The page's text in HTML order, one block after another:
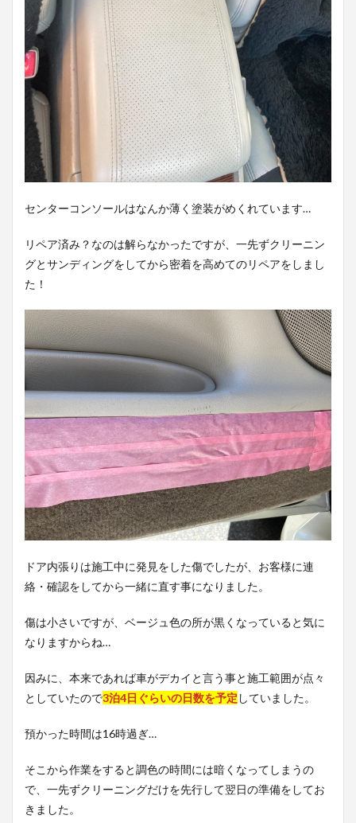
センターコンソールはなんか薄く塗装がめくれています…
リペア済み？なのは解らなかったですが、一先ずクリーニン
グとサンディングをしてから密着を高めてのリペアをしまし
た！
ドア内張りは施工中に発見をした傷でしたが、お客様に連
絡・確認をしてから一緒に直す事になりました。
傷は小さいですが、ベージュ色の所が黒くなっていると気に
なりますからね…
因みに、本来であれば車がデカイと言う事と施工範囲が点々
としていたので3泊4日ぐらいの日数を予定 していました。
預かった時間は16時過ぎ…
そこから作業をすると調色の時間には暗くなってしまうの
で、一先ずクリーニングだけを先行して翌日の準備をしてお
きました。